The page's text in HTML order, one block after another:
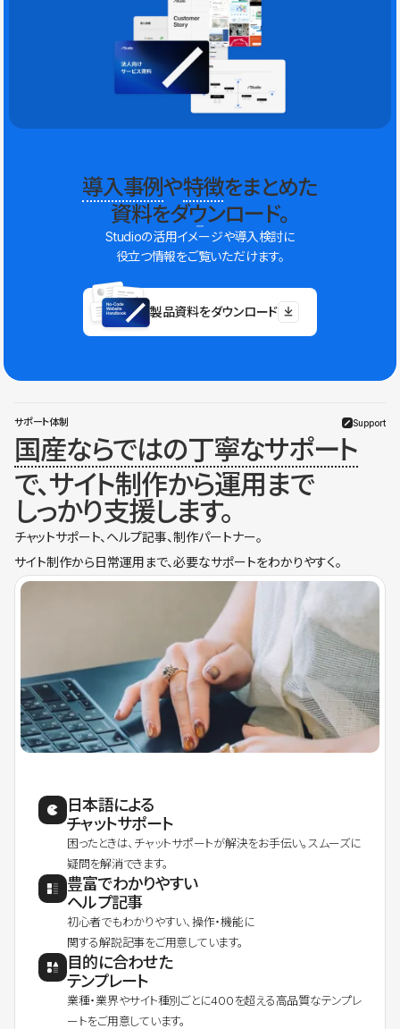
導入事例や特徴をまとめた
資料をダウンロード。
Studioの活用イメージや導入検討に
役立つ情報をご覧いただけます。
製品資料をダウンロード
サポート体制 Support
国産ならではの丁寧なサポート
で、サイト制作から運用まで
しっかり支援します。
チャットサポート、ヘルプ記事、制作パートナー。
サイト制作から日常運用まで、必要なサポートをわかりやすく。
日本語による
チャットサポート
困ったときは、チャットサポートが解決をお手伝い。スムーズに
疑問を解消できます。
豊富でわかりやすい
ヘルプ記事
初心者でもわかりやすい、操作・機能に
関する解説記事をご用意しています。
目的に合わせた
テンプレート
業種・業界やサイト種別ごとに400を超える高品質なテンプレ
ートをご用意しています。